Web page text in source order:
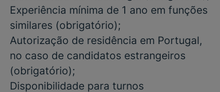
Experiência mínima de 1 ano em funções
similares (obrigatório);
Autorização de residência em Portugal,
no caso de candidatos estrangeiros
(obrigatório);
Disponibilidade para turnos